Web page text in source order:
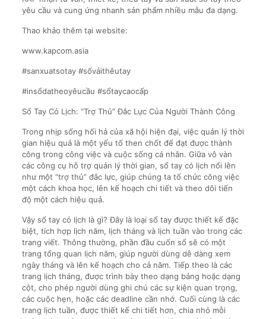
yêu cầu và cung ứng nhanh sản phẩm nhiều mẫu đa dạng.
Thao khảo thêm tại website:
www.kapcom.asia
#sanxuatsotay #sổvảithêutay
#insổdatheoyêucầu #sổtaycaocấp
Sổ Tay Có Lịch: “Trợ Thủ” Đắc Lực Của Người Thành Công
Trong nhịp sống hối hả của xã hội hiện đại, việc quản lý thời
gian hiệu quả là một yếu tố then chốt để đạt được thành
công trong công việc và cuộc sống cá nhân. Giữa vô vàn
các công cụ hỗ trợ quản lý thời gian, sổ tay có lịch nổi lên
như một “trợ thủ” đắc lực, giúp chúng ta tổ chức công việc
một cách khoa học, lên kế hoạch chi tiết và theo dõi tiến
độ một cách hiệu quả.
Vậy sổ tay có lịch là gì? Đây là loại sổ tay được thiết kế đặc
biệt, tích hợp lịch năm, lịch tháng và lịch tuần vào trong các
trang viết. Thông thường, phần đầu cuốn sổ sẽ có một
trang tổng quan lịch năm, giúp người dùng dễ dàng xem
ngày tháng và lên kế hoạch cho cả năm. Tiếp theo là các
trang lịch tháng, được trình bày theo dạng bảng hoặc dạng
cột, cho phép người dùng ghi chú các sự kiện quan trọng,
các cuộc hẹn, hoặc các deadline cần nhớ. Cuối cùng là các
trang lịch tuần, được thiết kế chi tiết hơn, chia nhỏ mỗi